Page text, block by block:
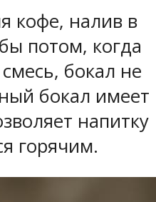
кофе, налив в
потом, когда
бокал не
бокал имеет
напитку
горячим.